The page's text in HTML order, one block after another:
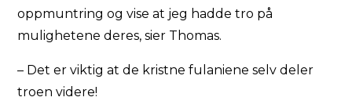
oppmuntring og vise at jeg hadde tro på
mulighetene deres, sier Thomas.
– Det er viktig at de kristne fulaniene selv deler
troen videre!